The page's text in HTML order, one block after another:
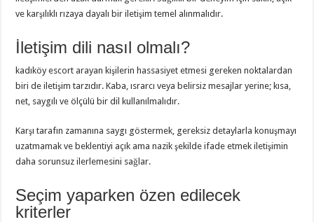
ve karşılıklı rızaya dayalı bir iletişim temel alınmalıdır.
İletişim dili nasıl olmalı?
kadıköy escort arayan kişilerin hassasiyet etmesi gereken noktalardan
biri de iletişim tarzıdır. Kaba, ısrarcı veya belirsiz mesajlar yerine; kısa,
net, saygılı ve ölçülü bir dil kullanılmalıdır.
Karşı tarafın zamanına saygı göstermek, gereksiz detaylarla konuşmayı
uzatmamak ve beklentiyi açık ama nazik şekilde ifade etmek iletişimin
daha sorunsuz ilerlemesini sağlar.
Seçim yaparken özen edilecek
kriterler